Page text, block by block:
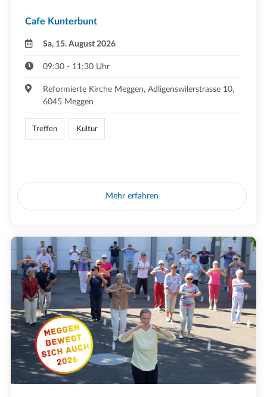
Cafe Kunterbunt
Sa, 15. August 2026
09:30 - 11:30 Uhr
Reformierte Kirche Meggen, Adligenswilerstrasse 10,
6045 Meggen
Treffen Kultur
Mehr erfahren